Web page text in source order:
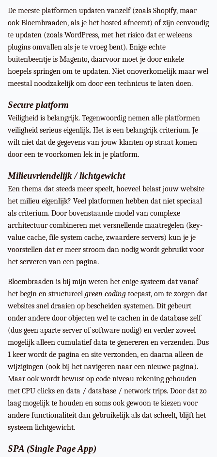
De meeste platformen updaten vanzelf (zoals Shopify, maar
ook Bloembraaden, als je het hosted afneemt) of zijn eenvoudig
te updaten (zoals WordPress, met het risico dat er weleens
plugins omvallen als je te vroeg bent). Enige echte
buitenbeentje is Magento, daarvoor moet je door enkele
hoepels springen om te updaten. Niet onoverkomelijk maar wel
meestal noodzakelijk om door een technicus te laten doen.
Secure platform
Veiligheid is belangrijk. Tegenwoordig nemen alle platformen
veiligheid serieus eigenlijk. Het is een belangrijk criterium. Je
wilt niet dat de gegevens van jouw klanten op straat komen
door een te voorkomen lek in je platform.
Milieuvriendelijk / lichtgewicht
Een thema dat steeds meer speelt, hoeveel belast jouw website
het milieu eigenlijk? Veel platformen hebben dat niet speciaal
als criterium. Door bovenstaande model van complexe
architectuur combineren met versnellende maatregelen (key-
value cache, file system cache, zwaardere servers) kun je je
voorstellen dat er meer stroom dan nodig wordt gebruikt voor
het serveren van een pagina.
Bloembraaden is bij mijn weten het enige systeem dat vanaf
het begin en structureel green coding toepast, om te zorgen dat
websites snel draaien op bescheiden systemen. Dit gebeurt
onder andere door objecten wel te cachen in de database zelf
(dus geen aparte server of software nodig) en verder zoveel
mogelijk alleen cumulatief data te genereren en verzenden. Dus
1 keer wordt de pagina en site verzonden, en daarna alleen de
wijzigingen (ook bij het navigeren naar een nieuwe pagina).
Maar ook wordt bewust op code niveau rekening gehouden
met CPU clicks en data / database / network trips. Door dat zo
laag mogelijk te houden en soms ook gewoon te kiezen voor
andere functionaliteit dan gebruikelijk als dat scheelt, blijft het
systeem lichtgewicht.
SPA (Single Page App)